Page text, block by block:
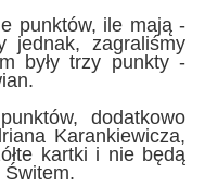
punktów, ile mają -
jednak, zagraliśmy
były trzy punkty -
dodatkowo
Karankiewicza,
kartki i nie będą